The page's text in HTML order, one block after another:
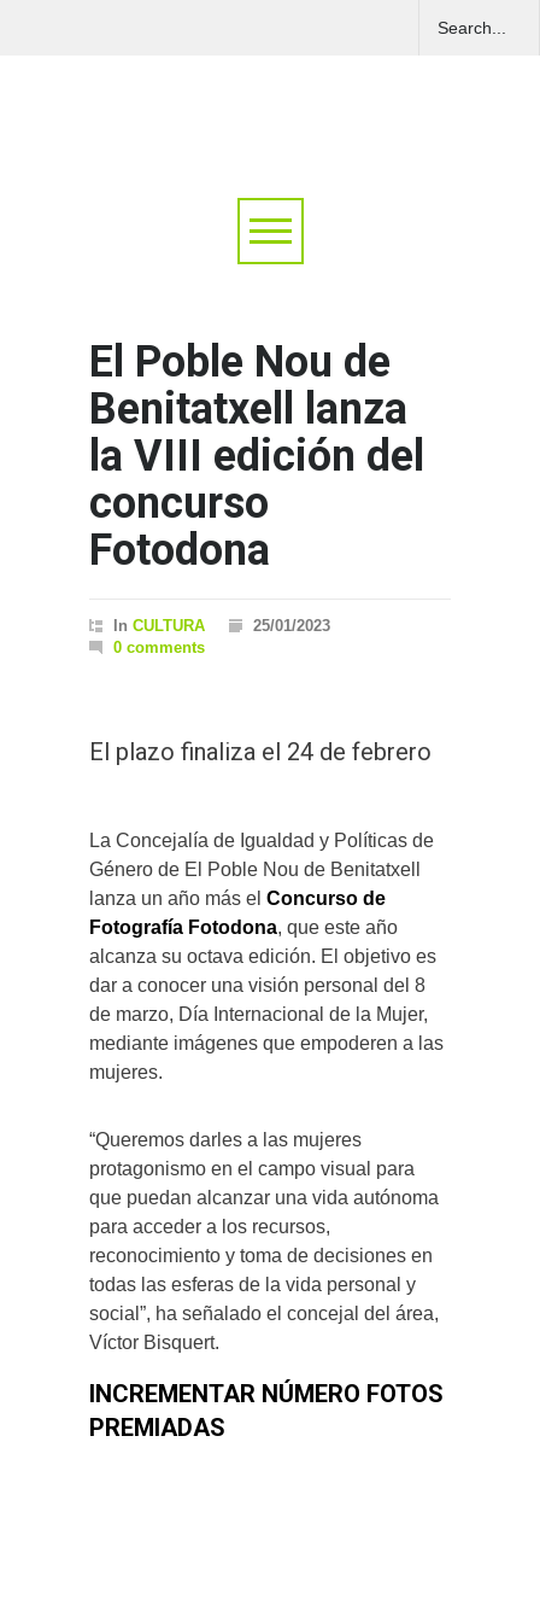
El Poble Nou de
Benitatxell lanza
la VIII edición del
concurso
Fotodona
In CULTURA
25/01/2023
0 comments
El plazo finaliza el 24 de febrero
La Concejalía de Igualdad y Políticas de
Género de El Poble Nou de Benitatxell
lanza un año más el Concurso de
Fotografía Fotodona, que este año
alcanza su octava edición. El objetivo es
dar a conocer una visión personal del 8
de marzo, Día Internacional de la Mujer,
mediante imágenes que empoderen a las
mujeres.
“Queremos darles a las mujeres
protagonismo en el campo visual para
que puedan alcanzar una vida autónoma
para acceder a los recursos,
reconocimiento y toma de decisiones en
todas las esferas de la vida personal y
social”, ha señalado el concejal del área,
Víctor Bisquert.
INCREMENTAR NÚMERO FOTOS
PREMIADAS